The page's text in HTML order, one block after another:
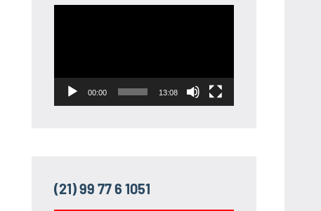
00:00 13:08
(21) 99 77 6 1051